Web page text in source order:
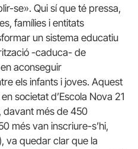
se». Qui sí que té pressa,
famílies i entitats
un sistema educatiu
-caduca- de
aconseguir
els infants i joves. Aquest
societat d’Escola Nova 21
davant més de 450
més van inscriure-s’hi,
va quedar clar que la